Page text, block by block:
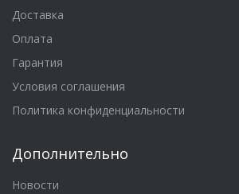
Доставка
Оплата
Гарантия
Условия соглашения
Политика конфиденциальности
Дополнительно
Новости